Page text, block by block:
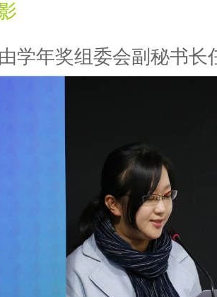
学年奖组委会副秘书长